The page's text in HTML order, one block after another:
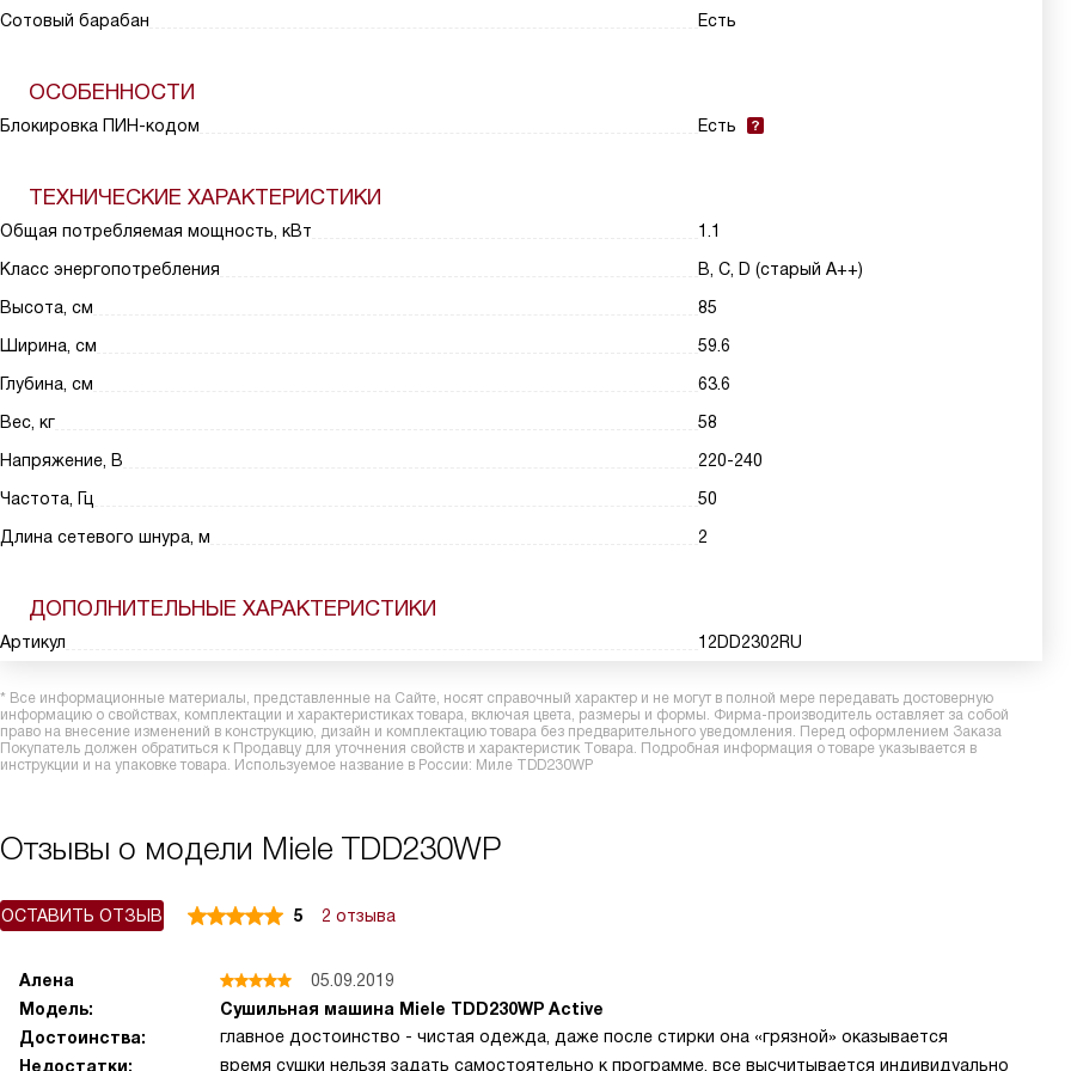
Сотовый барабан Есть
ОСОБЕННОСТИ
Блокировка ПИН-кодом Есть
ТЕХНИЧЕСКИЕ ХАРАКТЕРИСТИКИ
Общая потребляемая мощность, кВт
1.1
Класс энергопотребления
B, C, D (старый A++)
Высота, см
85
Ширина, см
59.6
Глубина, см
63.6
Вес, кг
58
Напряжение, В
220-240
Частота, Гц
50
Длина сетевого шнура, м
2
ДОПОЛНИТЕЛЬНЫЕ ХАРАКТЕРИСТИКИ
Артикул 12DD2302RU
* Все информационные материалы, представленные на Сайте, носят справочный характер и не могут в полной мере передавать достоверную
информацию о свойствах, комплектации и характеристиках товара, включая цвета, размеры и формы. Фирма-производитель оставляет за собой
право на внесение изменений в конструкцию, дизайн и комплектацию товара без предварительного уведомления. Перед оформлением Заказа
Покупатель должен обратиться к Продавцу для уточнения свойств и характеристик Товара. Подробная информация о товаре указывается в
инструкции и на упаковке товара. Используемое название в России: Миле TDD230WP
Отзывы о модели Miele TDD230WP
5 2 отзыва
ОСТАВИТЬ ОТЗЫВ
Алена
05.09.2019
Модель:
Сушильная машина Miele TDD230WP Active
Достоинства:
главное достоинство - чистая одежда, даже после стирки она «грязной» оказывается
Недостатки:
время сушки нельзя задать самостоятельно к программе, все высчитывается индивидуально